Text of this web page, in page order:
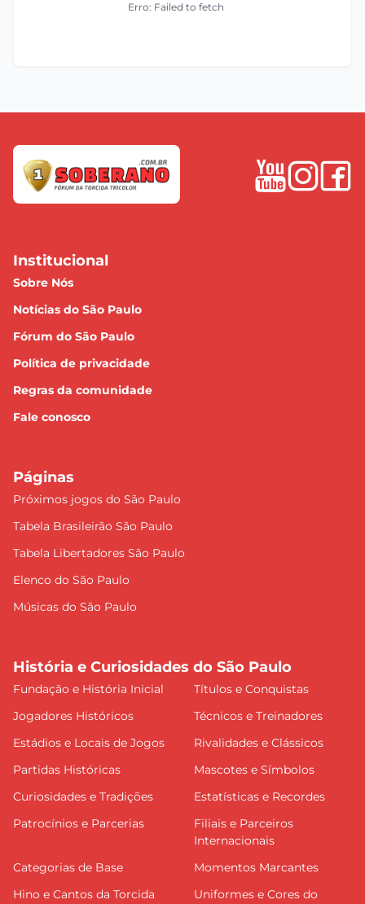
Erro: Failed to fetch
Institucional
Sobre Nós
Notícias do São Paulo
Fórum do São Paulo
Política de privacidade
Regras da comunidade
Fale conosco
Páginas
Próximos jogos do São Paulo
Tabela Brasileirão São Paulo
Tabela Libertadores São Paulo
Elenco do São Paulo
Músicas do São Paulo
História e Curiosidades do São Paulo
Fundação e História Inicial
Títulos e Conquistas
Jogadores Históricos
Técnicos e Treinadores
Estádios e Locais de Jogos
Rivalidades e Clássicos
Partidas Históricas
Mascotes e Símbolos
Curiosidades e Tradições
Estatísticas e Recordes
Patrocínios e Parcerias
Filiais e Parceiros
Internacionais
Categorias de Base
Momentos Marcantes
Hino e Cantos da Torcida
Uniformes e Cores do